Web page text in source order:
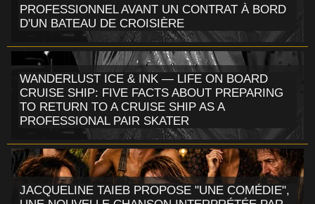
PROFESSIONNEL AVANT UN CONTRAT À BORD
D'UN BATEAU DE CROISIÈRE
WANDERLUST ICE & INK — LIFE ON BOARD
CRUISE SHIP: FIVE FACTS ABOUT PREPARING
TO RETURN TO A CRUISE SHIP AS A
PROFESSIONAL PAIR SKATER
JACQUELINE TAIEB PROPOSE "UNE COMÉDIE",